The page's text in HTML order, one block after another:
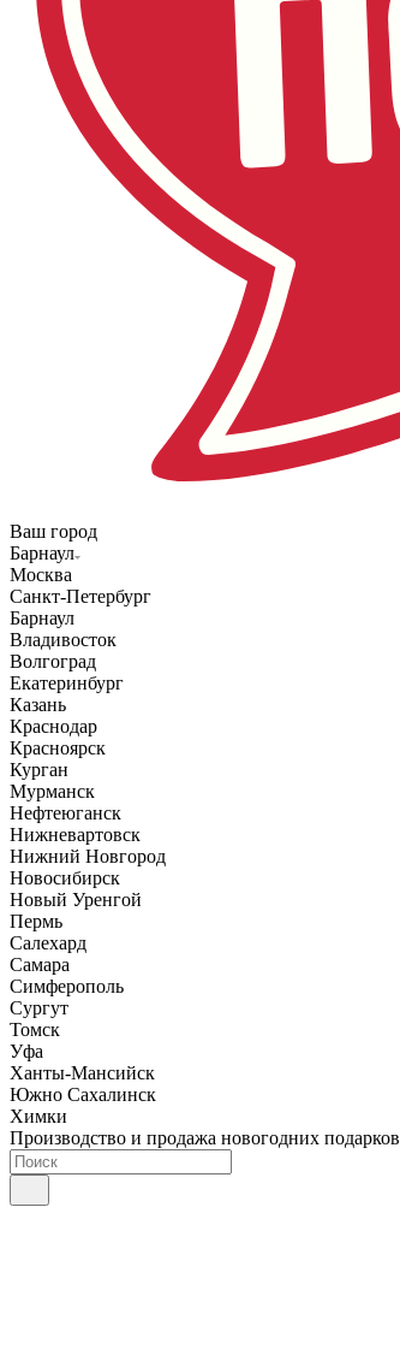
Ваш город
Барнаул
Москва
Санкт-Петербург
Барнаул
Владивосток
Волгоград
Екатеринбург
Казань
Краснодар
Красноярск
Курган
Мурманск
Нефтеюганск
Нижневартовск
Нижний Новгород
Новосибирск
Новый Уренгой
Пермь
Салехард
Самара
Симферополь
Сургут
Томск
Уфа
Ханты-Мансийск
Южно Сахалинск
Химки
Производство и продажа новогодних подарков